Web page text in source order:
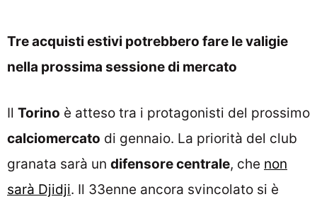
Tre acquisti estivi potrebbero fare le valigie
nella prossima sessione di mercato
Il Torino è atteso tra i protagonisti del prossimo
calciomercato di gennaio. La priorità del club
granata sarà un difensore centrale, che non
sarà Djidji. Il 33enne ancora svincolato si è